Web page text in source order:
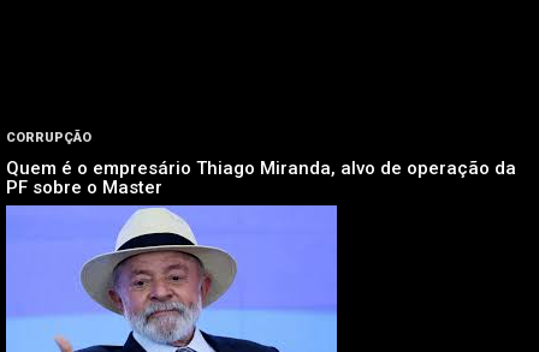
CORRUPÇÃO
Quem é o empresário Thiago Miranda, alvo de operação da
PF sobre o Master